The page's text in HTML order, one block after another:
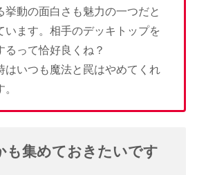
挙動の面白さも魅力の一つだと
います。相手のデッキトップを
るって恰好良くね？
はいつも魔法と罠はやめてくれ
も集めておきたいです